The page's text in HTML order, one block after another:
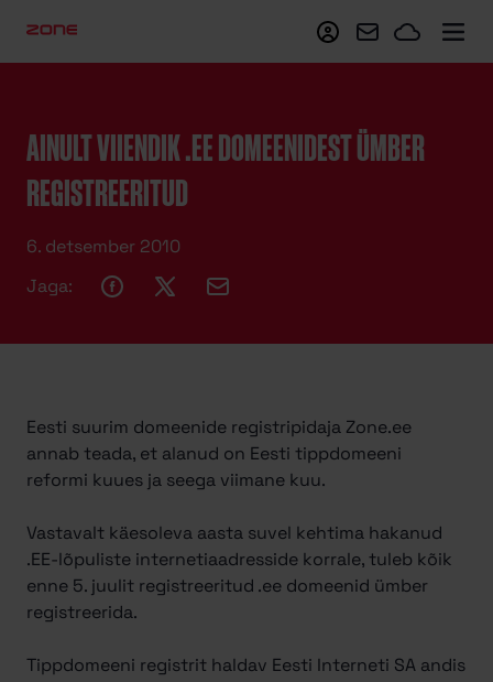
Minu ZoneWebmail
AINULT VIIENDIK .EE DOMEENIDEST ÜMBER
REGISTREERITUD
6. detsember 2010
Jaga:
Eesti suurim domeenide registripidaja Zone.ee
annab teada, et alanud on Eesti tippdomeeni
reformi kuues ja seega viimane kuu.
Vastavalt käesoleva aasta suvel kehtima hakanud
.EE-lõpuliste internetiaadresside korrale, tuleb kõik
enne 5. juulit registreeritud .ee domeenid ümber
registreerida.
Tippdomeeni registrit haldav Eesti Interneti SA andis